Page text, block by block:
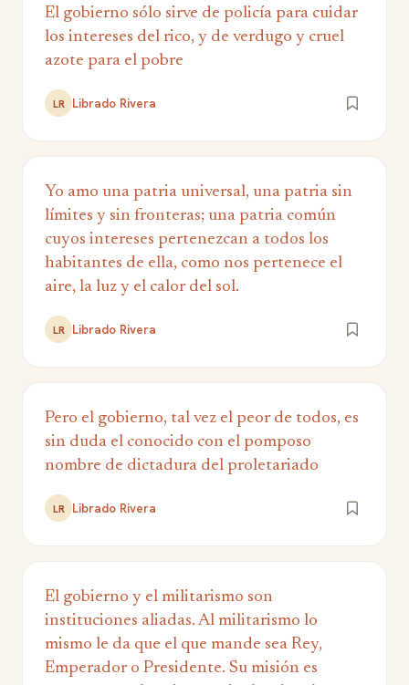
El gobierno sólo sirve de policía para cuidar
los intereses del rico, y de verdugo y cruel
azote para el pobre
LR Librado Rivera
Yo amo una patria universal, una patria sin
límites y sin fronteras; una patria común
cuyos intereses pertenezcan a todos los
habitantes de ella, como nos pertenece el
aire, la luz y el calor del sol.
LR Librado Rivera
Pero el gobierno, tal vez el peor de todos, es
sin duda el conocido con el pomposo
nombre de dictadura del proletariado
LR Librado Rivera
El gobierno y el militarismo son
instituciones aliadas. Al militarismo lo
mismo le da que el que mande sea Rey,
Emperador o Presidente. Su misión es